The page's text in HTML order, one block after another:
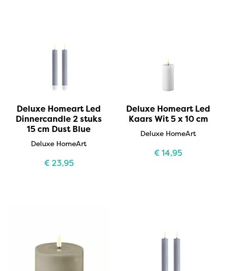
Deluxe Homeart Led
Dinnercandle 2 stuks
15 cm Dust Blue
Deluxe HomeArt
€23,95
Deluxe Homeart Led
Kaars Wit 5 x 10 cm
Deluxe HomeArt
€14,95